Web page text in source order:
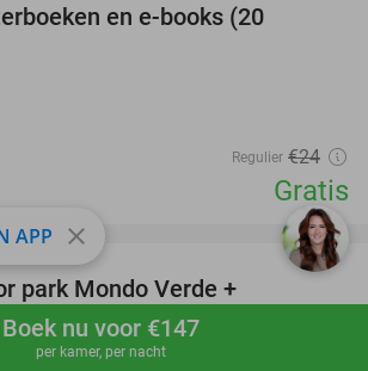
Boek nu
Boek nu voor €147
per kamer, per nacht
en e-books (20
Regulier €24
Gratis
25%
favorite_border
park Mondo Verde +
en drinken
APP close